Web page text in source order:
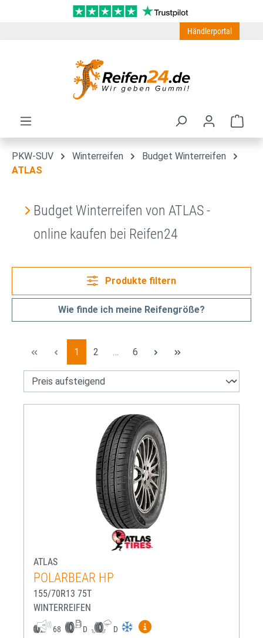
Zum Hauptinhalt springen
Händlerportal
PKW-SUV Winterreifen
Budget Winterreifen
ATLAS
Budget Winterreifen von ATLAS -
online kaufen bei Reifen24
Produkte filtern
Wie finde ich meine Reifengröße?
Seite
1 Seite
2 Seite
6
ATLAS
POLARBEAR HP
155/70R13 75T
WINTERREIFEN
68 D D
Mehr Informationen zum